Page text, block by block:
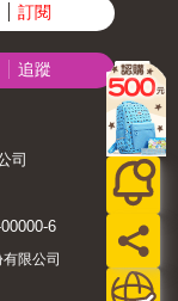
訂閱
追蹤
司
6
限公司